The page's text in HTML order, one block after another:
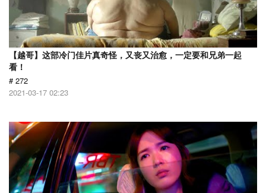
【越哥】这部冷门佳片真奇怪，又丧又治愈，一定要和兄弟一起
看！
# 272
2021-03-17 02:23